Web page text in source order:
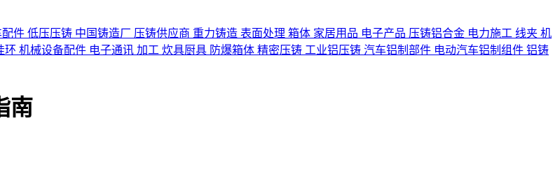
件 低压压铸 中国铸造厂 压铸供应商 重力铸造 表面处理 箱体 家居用品 电子产品 压铸铝合金 电力施工 线夹 机
环 机械设备配件 电子通讯 加工 炊具厨具 防爆箱体 精密压铸 工业铝压铸 汽车铝制部件 电动汽车铝制组件 铝铸
南